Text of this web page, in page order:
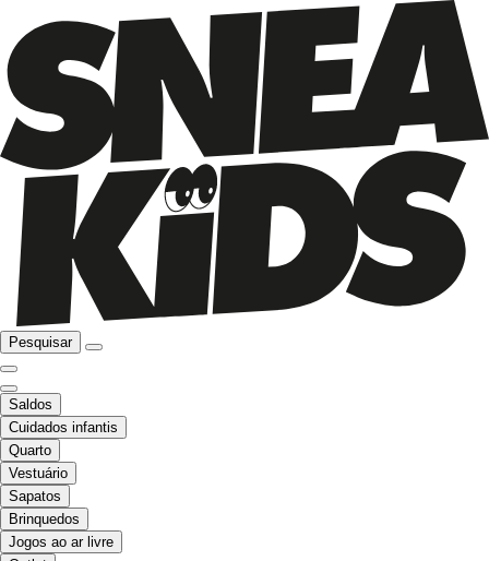
Pesquisar
Saldos
Cuidados infantis
Quarto
Vestuário
Sapatos
Brinquedos
Jogos ao ar livre